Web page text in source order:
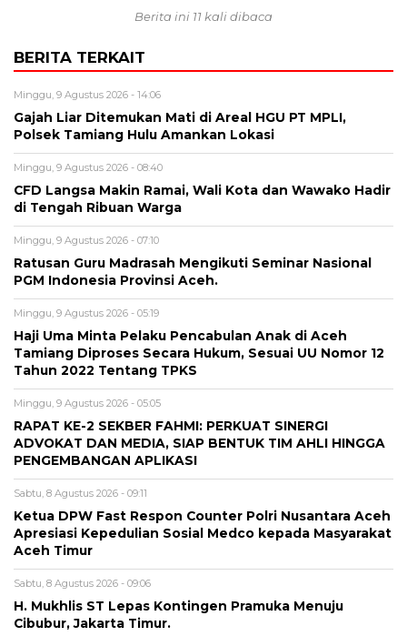
Berita ini 11 kali dibaca
BERITA TERKAIT
Minggu, 9 Agustus 2026 - 14:06
Gajah Liar Ditemukan Mati di Areal HGU PT MPLI,
Polsek Tamiang Hulu Amankan Lokasi
Minggu, 9 Agustus 2026 - 08:40
CFD Langsa Makin Ramai, Wali Kota dan Wawako Hadir
di Tengah Ribuan Warga
Minggu, 9 Agustus 2026 - 07:10
Ratusan Guru Madrasah Mengikuti Seminar Nasional
PGM Indonesia Provinsi Aceh.
Minggu, 9 Agustus 2026 - 05:19
Haji Uma Minta Pelaku Pencabulan Anak di Aceh
Tamiang Diproses Secara Hukum, Sesuai UU Nomor 12
Tahun 2022 Tentang TPKS
Minggu, 9 Agustus 2026 - 05:05
RAPAT KE-2 SEKBER FAHMI: PERKUAT SINERGI
ADVOKAT DAN MEDIA, SIAP BENTUK TIM AHLI HINGGA
PENGEMBANGAN APLIKASI
Sabtu, 8 Agustus 2026 - 09:11
Ketua DPW Fast Respon Counter Polri Nusantara Aceh
Apresiasi Kepedulian Sosial Medco kepada Masyarakat
Aceh Timur
Sabtu, 8 Agustus 2026 - 09:06
H. Mukhlis ST Lepas Kontingen Pramuka Menuju
Cibubur, Jakarta Timur.